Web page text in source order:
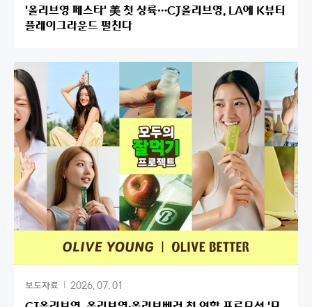
'올리브영 페스타' 美 첫 상륙…CJ올리브영, LA에 K뷰티
플레이그라운드 펼친다
보도자료 2026. 07. 01